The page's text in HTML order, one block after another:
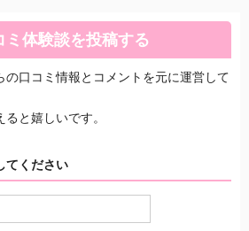
ミ体験談を投稿する
の口コミ情報とコメントを元に運営して
と嬉しいです。
てください